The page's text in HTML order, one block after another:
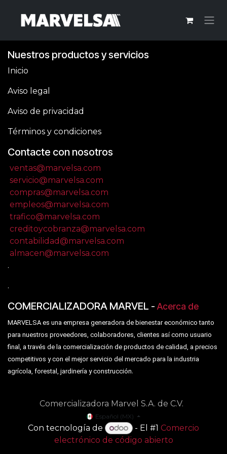
Nuestros productos y servicios
Inicio
Aviso legal
Aviso de privacidad
Términos y condiciones
Contacte con nosotros
ventas@marvelsa.com
servicio@marvelsa.com
compras@marvelsa.com
empleos@marvelsa.com
trafico@marvelsa.com
creditoycobranza@marvelsa.com
contabilidad@marvelsa.com
almacen@marvelsa.com
.
.
COMERCIALIZADORA MARVEL - Acerca de
MARVELSA es una empresa generadora de bienestar económico tanto
para nuestros proveedores, colaboradores, clientes así como usuario
final, a través de la comercialización de productos de calidad, a precios
competitivos y con el mejor servicio del mercado para la industria
agrícola, forestal, jardinería y construcción.
Comercializadora Marvel S.A. de C.V.
Español (MX)
Con tecnología de - El #1 Comercio
electrónico de código abierto